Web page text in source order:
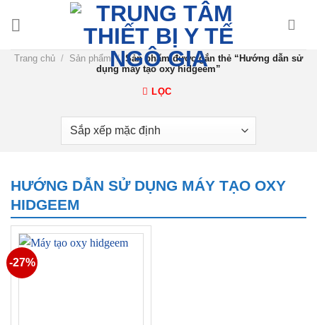
dungTrang chủ / Sản phẩm / Sản phẩm được gắn thẻ “Hướng dẫn sử
dụng máy tạo oxy hidgeem”
LỌC
HƯỚNG DẪN SỬ DỤNG MÁY TẠO OXY
HIDGEEM
-27%